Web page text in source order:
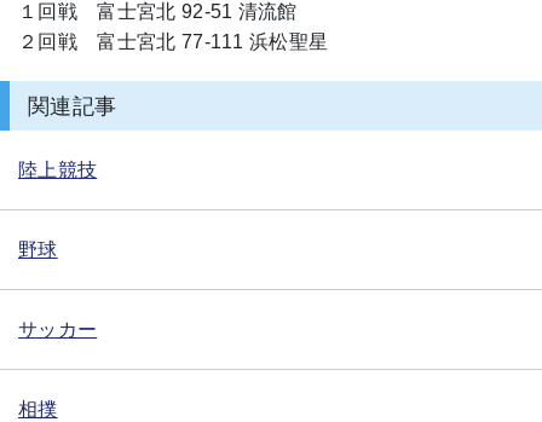
１回戦 富士宮北 92-51 清流館
２回戦 富士宮北 77-111 浜松聖星
関連記事
陸上競技
野球
サッカー
相撲